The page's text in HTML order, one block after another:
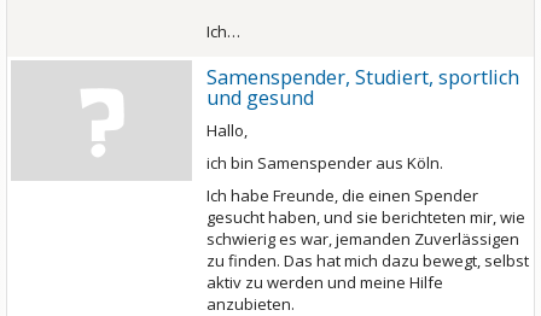
Ich…
Samenspender, Studiert, sportlich
und gesund
Hallo,
ich bin Samenspender aus Köln.
Ich habe Freunde, die einen Spender
gesucht haben, und sie berichteten mir, wie
schwierig es war, jemanden Zuverlässigen
zu finden. Das hat mich dazu bewegt, selbst
aktiv zu werden und meine Hilfe
anzubieten.